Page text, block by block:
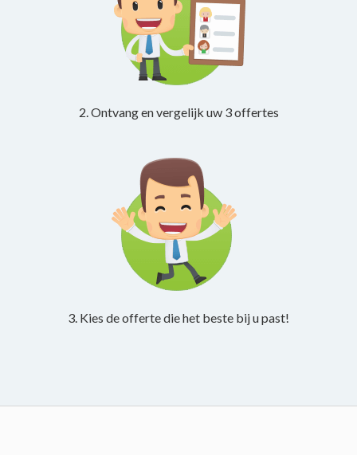
2. Ontvang en vergelijk uw 3 offertes
3. Kies de offerte die het beste bij u past!